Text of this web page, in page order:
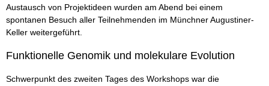
Austausch von Projektideen wurden am Abend bei einem
spontanen Besuch aller Teilnehmenden im Münchner Augustiner-
Keller weitergeführt.
Funktionelle Genomik und molekulare Evolution
Schwerpunkt des zweiten Tages des Workshops war die